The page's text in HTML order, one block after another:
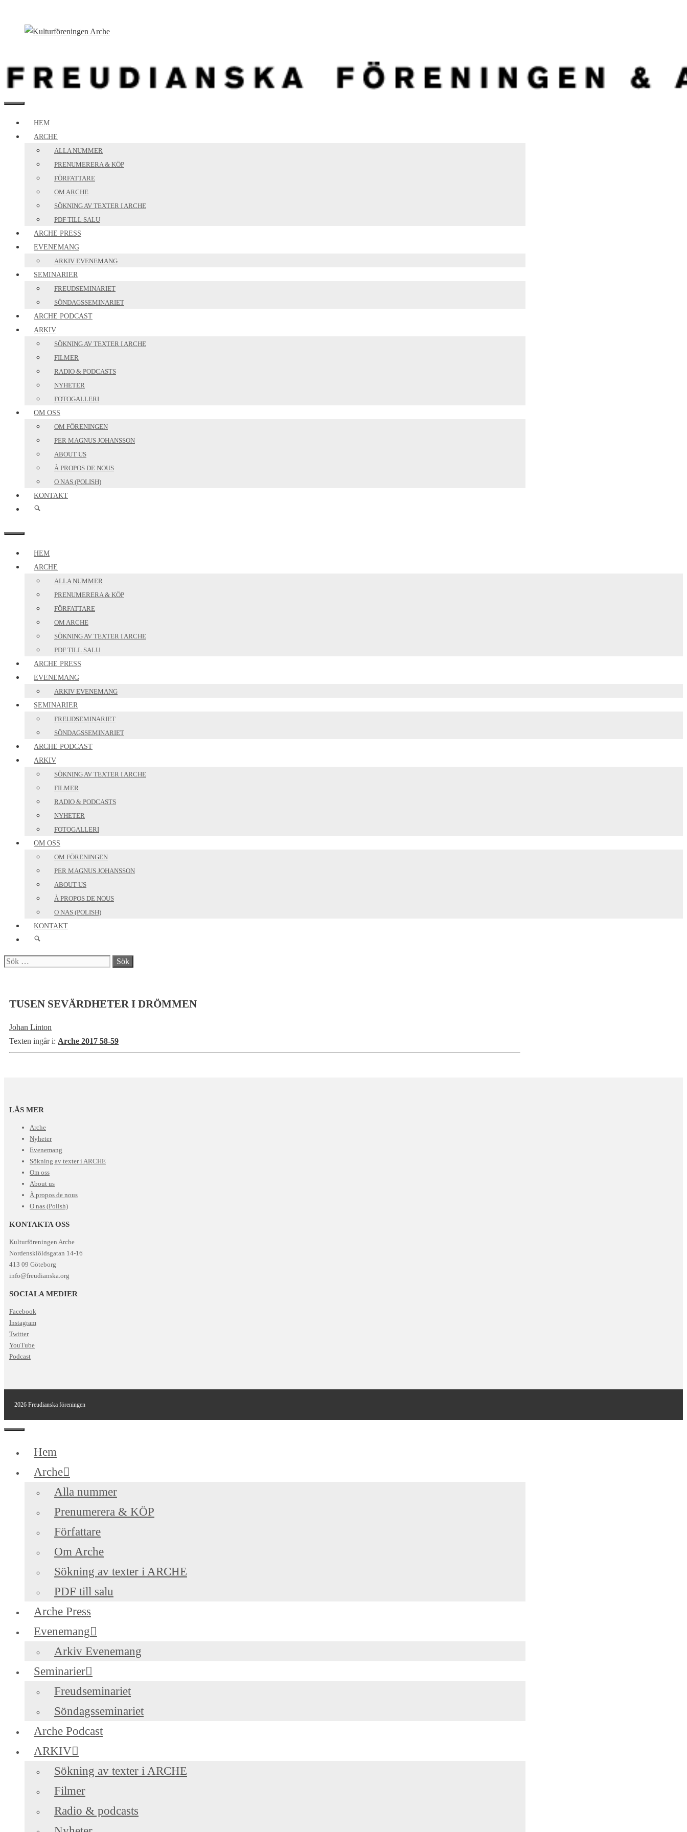
MENY
HEM
ARCHE
ALLA NUMMER
PRENUMERERA & KÖP
FÖRFATTARE
OM ARCHE
SÖKNING AV TEXTER I ARCHE
PDF TILL SALU
ARCHE PRESS
EVENEMANG
ARKIV EVENEMANG
SEMINARIER
FREUDSEMINARIET
SÖNDAGSSEMINARIET
ARCHE PODCAST
ARKIV
SÖKNING AV TEXTER I ARCHE
FILMER
RADIO & PODCASTS
NYHETER
FOTOGALLERI
OM OSS
OM FÖRENINGEN
PER MAGNUS JOHANSSON
ABOUT US
À PROPOS DE NOUS
O NAS (POLISH)
KONTAKT
MENY
HEM
ARCHE
ALLA NUMMER
PRENUMERERA & KÖP
FÖRFATTARE
OM ARCHE
SÖKNING AV TEXTER I ARCHE
PDF TILL SALU
ARCHE PRESS
EVENEMANG
ARKIV EVENEMANG
SEMINARIER
FREUDSEMINARIET
SÖNDAGSSEMINARIET
ARCHE PODCAST
ARKIV
SÖKNING AV TEXTER I ARCHE
FILMER
RADIO & PODCASTS
NYHETER
FOTOGALLERI
OM OSS
OM FÖRENINGEN
PER MAGNUS JOHANSSON
ABOUT US
À PROPOS DE NOUS
O NAS (POLISH)
KONTAKT
Sök
TUSEN SEVÄRDHETER I DRÖMMEN
Johan Linton
Texten ingår i: Arche 2017 58-59
LÄS MER
Arche
Nyheter
Evenemang
Sökning av texter i ARCHE
Om oss
About us
À propos de nous
O nas (Polish)
KONTAKTA OSS
Kulturföreningen Arche
Nordenskiöldsgatan 14-16
413 09 Göteborg
info@freudianska.org
SOCIALA MEDIER
Facebook
Instagram
Twitter
YouTube
Podcast
2026 Freudianska föreningen
Stäng
Hem
Arche
Alla nummer
Prenumerera & KÖP
Författare
Om Arche
Sökning av texter i ARCHE
PDF till salu
Arche Press
Evenemang
Arkiv Evenemang
Seminarier
Freudseminariet
Söndagsseminariet
Arche Podcast
ARKIV
Sökning av texter i ARCHE
Filmer
Radio & podcasts